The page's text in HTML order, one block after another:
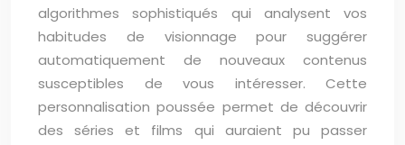
algorithmes sophistiqués qui analysent vos
habitudes de visionnage pour suggérer
automatiquement de nouveaux contenus
susceptibles de vous intéresser. Cette
personnalisation poussée permet de découvrir
des séries et films qui auraient pu passer